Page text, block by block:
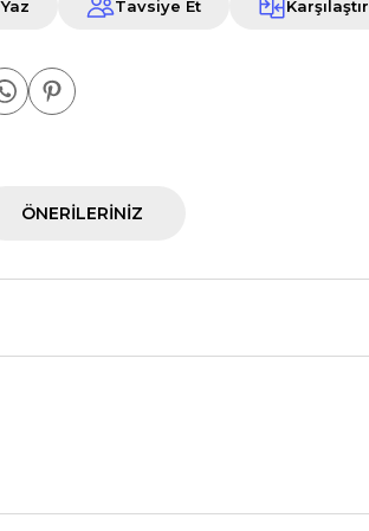
Tavsiye Et Karşılaştır
ÖNERILERINIZ